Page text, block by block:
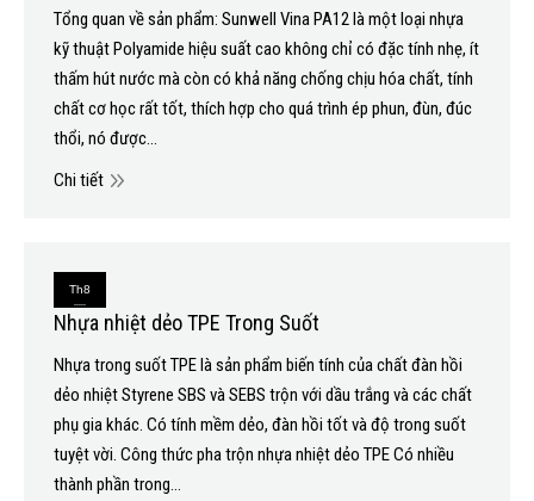
Tổng quan về sản phẩm: Sunwell Vina PA12 là một loại nhựa
kỹ thuật Polyamide hiệu suất cao không chỉ có đặc tính nhẹ, ít
thấm hút nước mà còn có khả năng chống chịu hóa chất, tính
chất cơ học rất tốt, thích hợp cho quá trình ép phun, đùn, đúc
thổi, nó được…
Chi tiết
Th8
29
2020
Nhựa nhiệt dẻo TPE Trong Suốt
Nhựa trong suốt TPE là sản phẩm biến tính của chất đàn hồi
dẻo nhiệt Styrene SBS và SEBS trộn với dầu trắng và các chất
phụ gia khác. Có tính mềm dẻo, đàn hồi tốt và độ trong suốt
tuyệt vời. Công thức pha trộn nhựa nhiệt dẻo TPE Có nhiều
thành phần trong…